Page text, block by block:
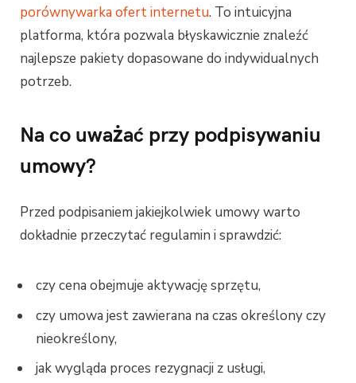
porównywarka ofert internetu. To intuicyjna
platforma, która pozwala błyskawicznie znaleźć
najlepsze pakiety dopasowane do indywidualnych
potrzeb.
Na co uważać przy podpisywaniu
umowy?
Przed podpisaniem jakiejkolwiek umowy warto
dokładnie przeczytać regulamin i sprawdzić:
czy cena obejmuje aktywację sprzętu,
czy umowa jest zawierana na czas określony czy
nieokreślony,
jak wygląda proces rezygnacji z usługi,